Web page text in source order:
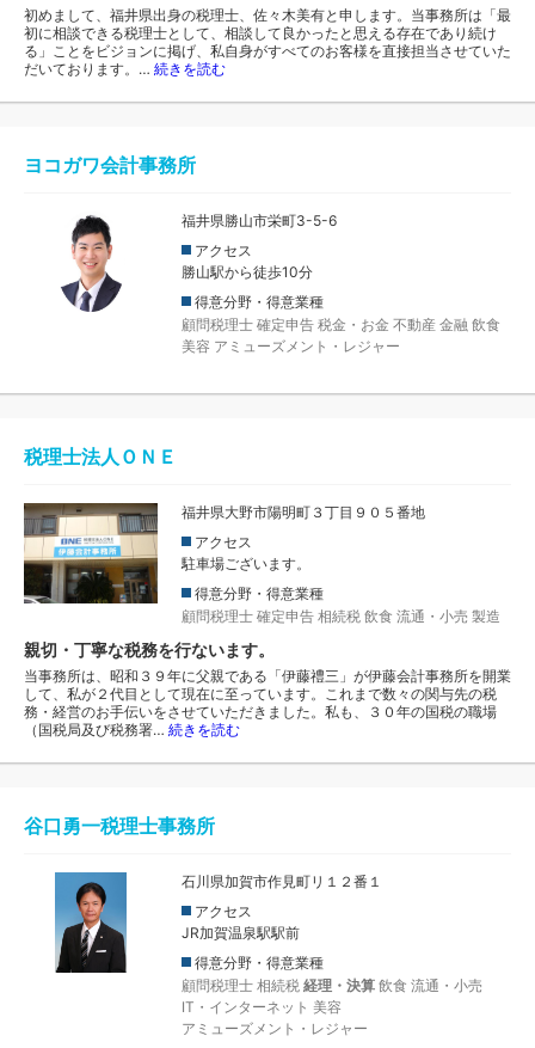
初めまして、福井県出身の税理士、佐々木美有と申します。当事務所は「最
初に相談できる税理士として、相談して良かったと思える存在であり続け
る」ことをビジョンに掲げ、私自身がすべてのお客様を直接担当させていた
だいております。… 続きを読む
ヨコガワ会計事務所
福井県勝山市栄町3-5-6
アクセス
勝山駅から徒歩10分
得意分野・得意業種
顧問税理士 確定申告 税金・お金 不動産 金融 飲食
美容 アミューズメント・レジャー
税理士法人ＯＮＥ
福井県大野市陽明町３丁目９０５番地
アクセス
駐車場ございます。
得意分野・得意業種
顧問税理士 確定申告 相続税 飲食 流通・小売 製造
親切・丁寧な税務を行ないます。
当事務所は、昭和３９年に父親である「伊藤禮三」が伊藤会計事務所を開業
して、私が２代目として現在に至っています。これまで数々の関与先の税
務・経営のお手伝いをさせていただきました。私も、３０年の国税の職場
（国税局及び税務署… 続きを読む
谷口勇一税理士事務所
石川県加賀市作見町リ１２番１
アクセス
JR加賀温泉駅駅前
得意分野・得意業種
顧問税理士 相続税 経理・決算 飲食 流通・小売
IT・インターネット 美容
アミューズメント・レジャー